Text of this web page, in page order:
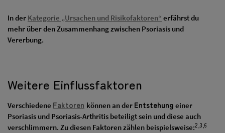
In der Kategorie „Ursachen und Risikofaktoren“ erfährst du
mehr über den Zusammenhang zwischen Psoriasis und
Vererbung.
Weitere Einflussfaktoren
Verschiedene Faktoren können an der Entstehung einer
Psoriasis und Psoriasis-Arthritis beteiligt sein und diese auch
verschlimmern. Zu diesen Faktoren zählen beispielsweise:2,3,6